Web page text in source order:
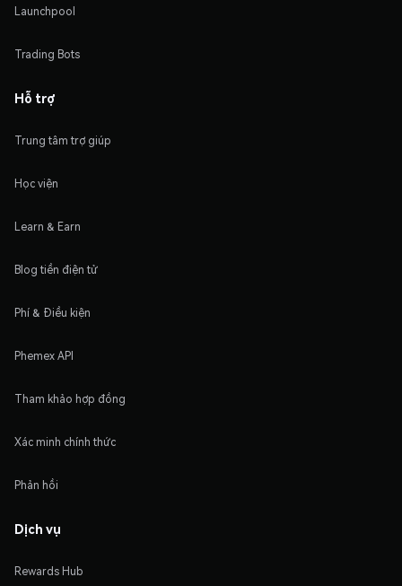
Launchpool
Trading Bots
Hỗ trợ
Trung tâm trợ giúp
Học viện
Learn & Earn
Blog tiền điện tử
Phí & Điều kiện
Phemex API
Tham khảo hợp đồng
Xác minh chính thức
Phản hồi
Dịch vụ
Rewards Hub